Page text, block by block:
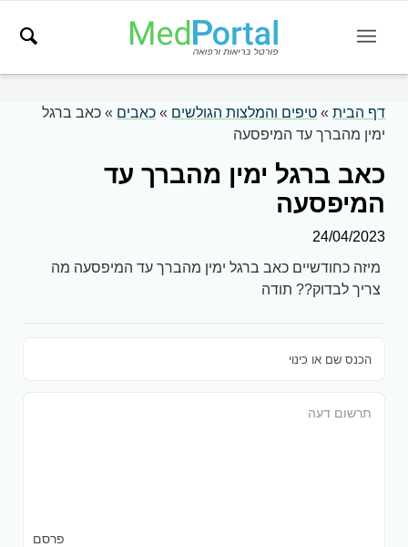
דף הבית» טיפים והמלצות הגולשים » כאבים » כאב ברגל
ימין מהברך עד המיפסעה
כאב ברגל ימין מהברך עד
המיפסעה
24/04/2023
מיזה כחודשיים כאב ברגל ימין מהברך עד המיפסעה מה
צריך לבדוק?? תודה
פרסם